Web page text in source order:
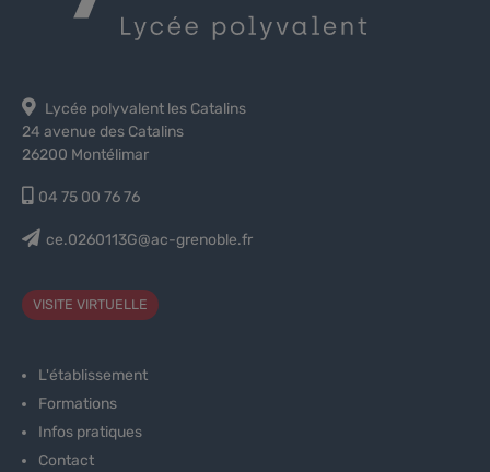
Lycée polyvalent les Catalins
24 avenue des Catalins
26200 Montélimar
04 75 00 76 76
ce.0260113G@ac-grenoble.fr
VISITE VIRTUELLE
L'établissement
Formations
Infos pratiques
Contact